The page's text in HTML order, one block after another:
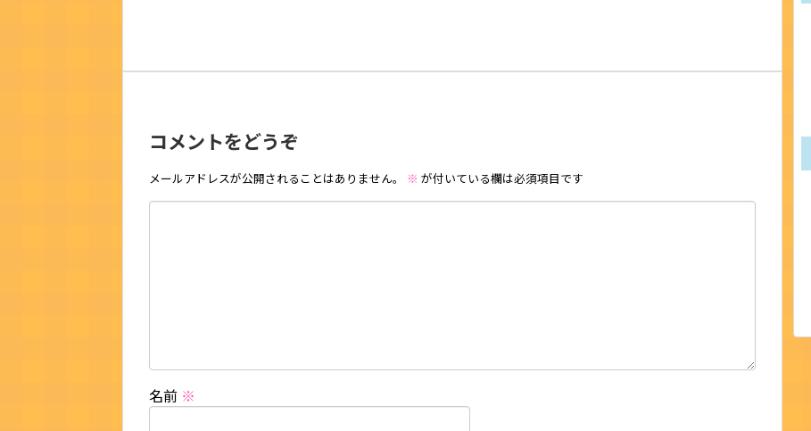
コメントをどうぞ
メールアドレスが公開されることはありません。 ※ が付いている欄は必須項目です
名前 ※